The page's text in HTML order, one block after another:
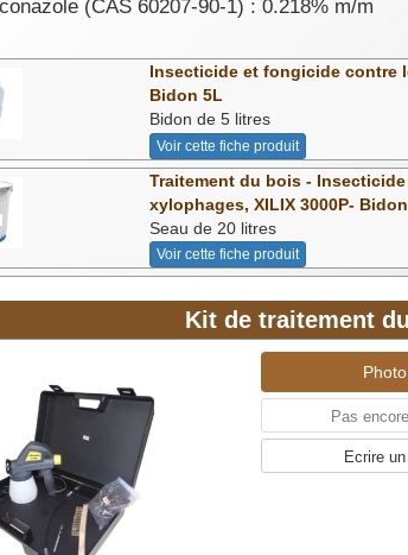
(CAS 60207-90-1) : 0.218% m/m
Insecticide et fongicide contre
Bidon 5L
Bidon de 5 litres
Voir cette fiche produit
Traitement du bois -
xylophages, XILIX 3000P-
Seau de 20 litres
Voir cette fiche produit
Kit de traitement
Photo
Pas
Ecrire